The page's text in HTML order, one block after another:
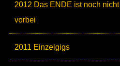
2012 Das ENDE ist noch nicht
vorbei
2011 Einzelgigs